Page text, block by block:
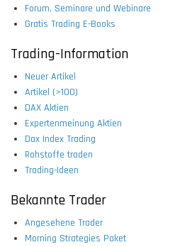
Forum, Seminare und Webinare
Gratis Trading E-Books
Trading-Information
Neuer Artikel
Artikel (>100)
DAX Aktien
Expertenmeinung Aktien
Dax Index Trading
Rohstoffe traden
Trading-Ideen
Bekannte Trader
Angesehene Trader
Morning Strategies Paket